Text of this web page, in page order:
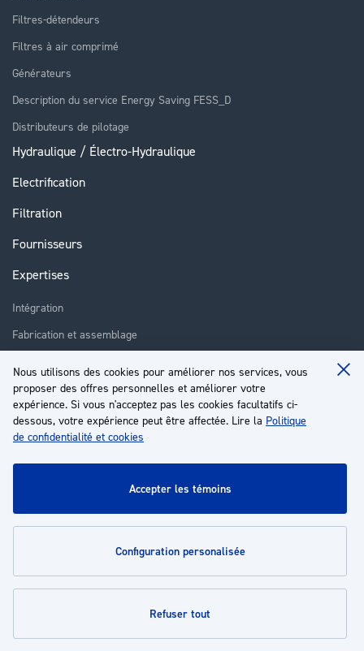
Nous utilisons des cookies pour améliorer nos services, vous
proposer des offres personnelles et améliorer votre
expérience. Si vous n'acceptez pas les cookies facultatifs ci-
dessous, votre expérience peut être affectée. Lire la Politique
de confidentialité et cookies
accepter les témoins
configuration personalisée
refuser tout
Filtres-détendeurs
Filtres à air comprimé
Générateurs
Description du service Energy Saving FESS_D
Distributeurs de pilotage
Hydraulique / Électro-Hydraulique
Electrification
Filtration
Fournisseurs
Expertises
Intégration
Fabrication et assemblage
Réparation
Formation
À propos
Service client